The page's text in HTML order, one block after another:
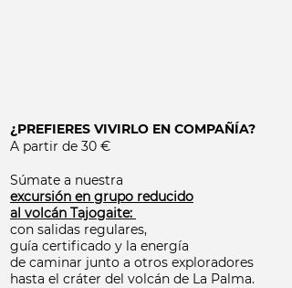
¿PREFIERES VIVIRLO EN COMPAÑÍA?
​A partir de 30 €
Súmate a nuestra
excursión en grupo reducido
al volcán Tajogaite:
con salidas regulares,
guía certificado y la energía
de caminar junto a otros exploradores
hasta el cráter del volcán de La Palma.